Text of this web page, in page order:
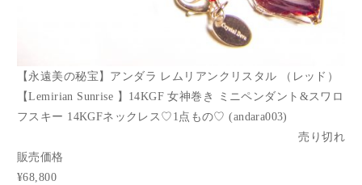
【永遠美の秘宝】アンダラ レムリアンクリスタル （レッド）
【Lemirian Sunrise 】14KGF 女神巻き ミニペンダント&スワロ
フスキー 14KGFネックレス♡1点もの♡ (andara003)
売り切れ
販売価格
¥68,800